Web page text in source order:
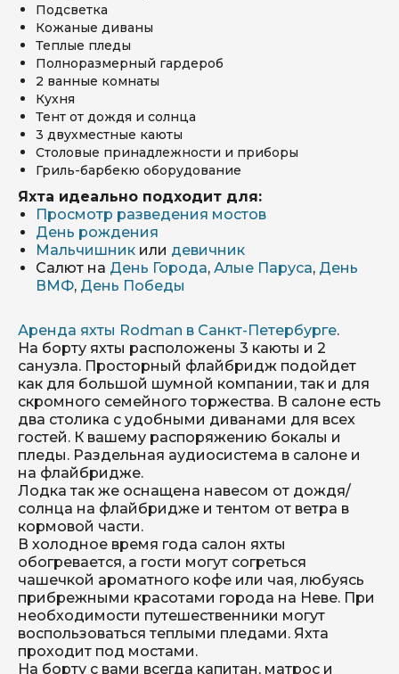
Подсветка
Кожаные диваны
Теплые пледы
Полноразмерный гардероб
2 ванные комнаты
Кухня
Тент от дождя и солнца
3 двухместные каюты
Столовые принадлежности и приборы
Гриль-барбекю оборудование
Яхта идеально подходит для:
Просмотр разведения мостов
День рождения
Мальчишник или девичник
Салют на День Города, Алые Паруса, День
ВМФ, День Победы
Аренда яхты Rodman в Санкт-Петербурге.
На борту яхты расположены 3 каюты и 2
санузла. Просторный флайбридж подойдет
как для большой шумной компании, так и для
скромного семейного торжества. В салоне есть
два столика с удобными диванами для всех
гостей. К вашему распоряжению бокалы и
пледы. Раздельная аудиосистема в салоне и
на флайбридже.
Лодка так же оснащена навесом от дождя/
солнца на флайбридже и тентом от ветра в
кормовой части.
В холодное время года салон яхты
обогревается, а гости могут согреться
чашечкой ароматного кофе или чая, любуясь
прибрежными красотами города на Неве. При
необходимости путешественники могут
воспользоваться теплыми пледами. Яхта
проходит под мостами.
На борту с вами всегда капитан, матрос и